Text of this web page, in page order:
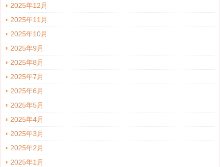
2025年12月
2025年11月
2025年10月
2025年9月
2025年8月
2025年7月
2025年6月
2025年5月
2025年4月
2025年3月
2025年2月
2025年1月